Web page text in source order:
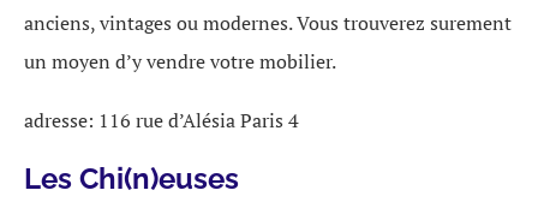
anciens, vintages ou modernes. Vous trouverez surement
un moyen d’y vendre votre mobilier.
adresse: 116 rue d’Alésia Paris 4
Les Chi(n)euses